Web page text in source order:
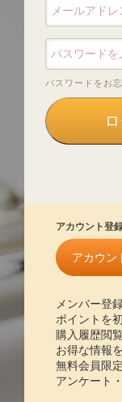
パスワードをお
アカウント登
アカウン
メンバー登
ポイントを
購入履歴閲
お得な情報
無料会員限
アンケート